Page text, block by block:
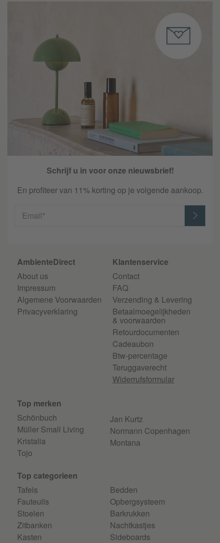
Schrijf u in voor onze nieuwsbrief!
En profiteer van 11% korting op je volgende aankoop.
Email*
AmbienteDirect
About us
Impressum
Algemene Voorwaarden
Privacyverklaring
Klantenservice
Contact
FAQ
Verzending & Levering
Betaalmoegelijkheden
& voorwaarden
Retourdocumenten
Cadeaubon
Btw-percentage
Teruggaverecht
Widerrufsformular
Top merken
Schönbuch
Müller Small Living
Kristalia
Tojo
Jan Kurtz
Normann Copenhagen
Montana
Top categorieen
Tafels
Fauteuils
Stoelen
Zitbanken
Kasten
Bedden
Opbergsysteem
Barkrukken
Nachtkastjes
Sideboards